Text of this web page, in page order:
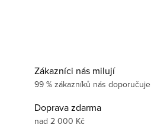
Zákazníci nás milují
99 % zákazníků nás doporučuje
Doprava zdarma
nad 2 000 Kč